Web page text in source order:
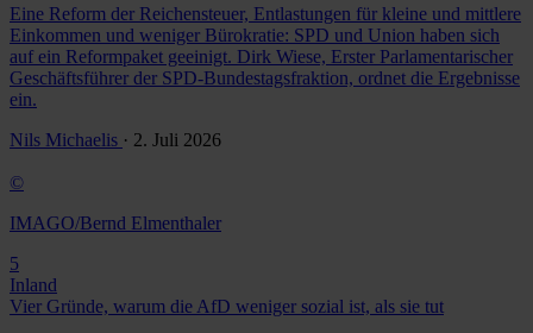
Eine Reform der Reichensteuer, Entlastungen für kleine und mittlere
Einkommen und weniger Bürokratie: SPD und Union haben sich
auf ein Reformpaket geeinigt. Dirk Wiese, Erster Parlamentarischer
Geschäftsführer der SPD-Bundestagsfraktion, ordnet die Ergebnisse
ein.
Nils Michaelis · 2. Juli 2026
©
IMAGO/Bernd Elmenthaler
5
Inland
Vier Gründe, warum die AfD weniger sozial ist, als sie tut